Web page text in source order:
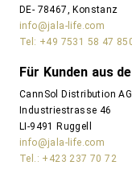
DE- 78467, Konstanz
info@jala-life.com
Tel: +49 7531 58 47
Für Kunden aus
CannSol Distribution AG
Industriestrasse 46
LI-9491 Ruggell
info@jala-life.com
Tel.: +423 237 70 72